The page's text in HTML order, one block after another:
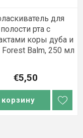
для
полости рта с
коры дуба и
Balm, 250 мл
€5,50